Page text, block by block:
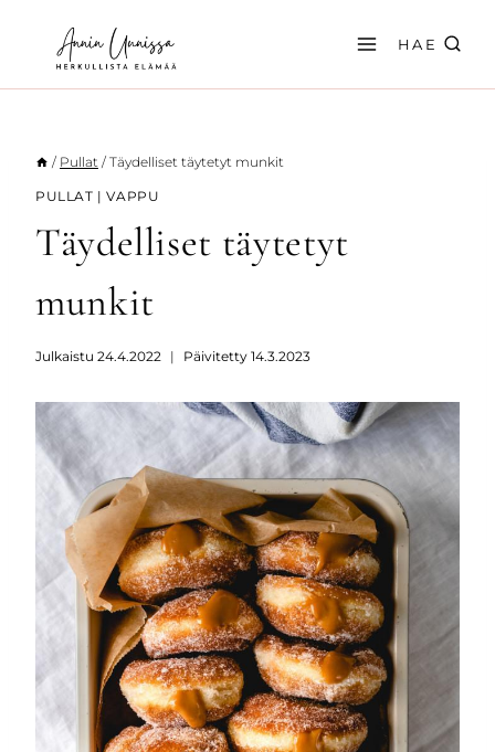
sisältöön
HAE
/ Pullat / Täydelliset täytetyt munkit
PULLAT |VAPPU
Täydelliset täytetyt
munkit
Julkaistu 24.4.2022 Päivitetty 14.3.2023